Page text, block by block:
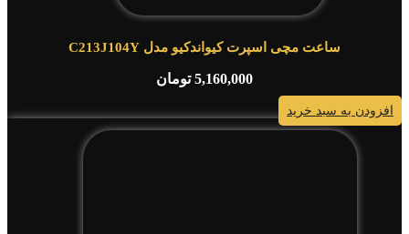
ساعت مچی اسپرت کیواندکیو مدل C213J104Y
5,160,000 تومان
افزودن به سبد خرید